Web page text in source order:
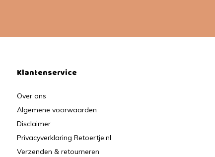
Klantenservice
Over ons
Algemene voorwaarden
Disclaimer
Privacyverklaring Retoertje.nl
Verzenden & retourneren